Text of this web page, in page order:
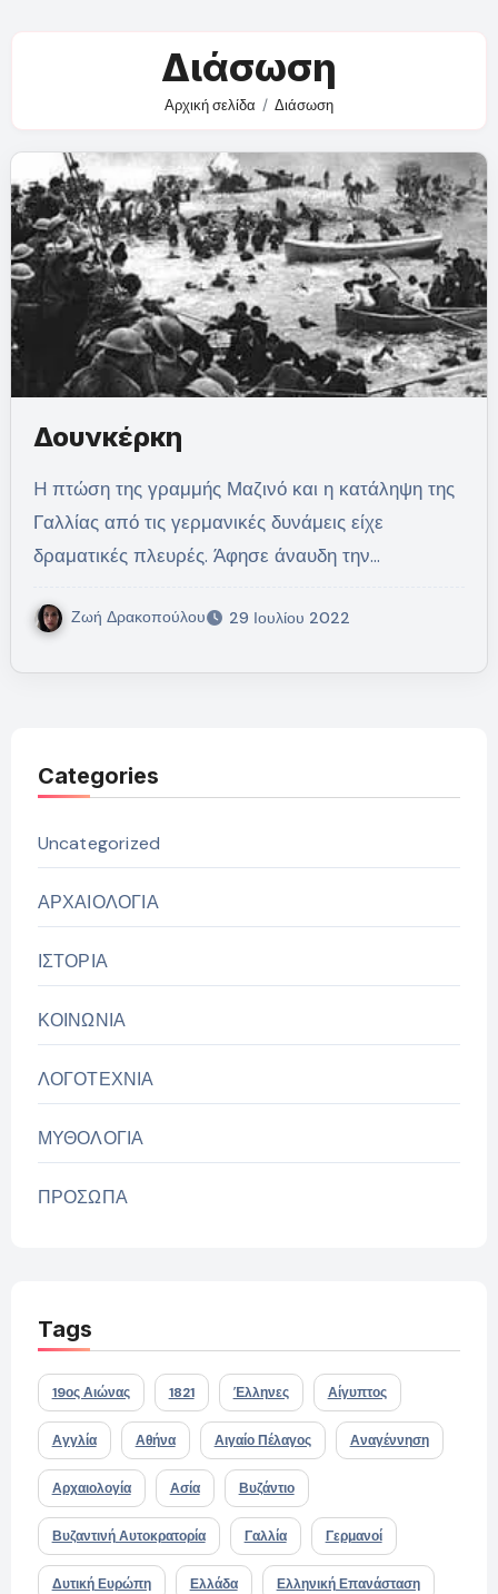
Διάσωση
Αρχική σελίδα Διάσωση
Δουνκέρκη
H πτώση της γραμμής Μαζινό και η κατάληψη της
Γαλλίας από τις γερμανικές δυνάμεις είχε
δραματικές πλευρές. Άφησε άναυδη την…
Ζωή Δρακοπούλου 29 Ιουλίου 2022
Categories
Uncategorized
ΑΡΧΑΙΟΛΟΓΙΑ
ΙΣΤΟΡΙΑ
ΚΟΙΝΩΝΙΑ
ΛΟΓΟΤΕΧΝΙΑ
ΜΥΘΟΛΟΓΙΑ
ΠΡΟΣΩΠΑ
Tags
19ος Αιώνας 1821 Έλληνες Αίγυπτος
Αγγλία Αθήνα Αιγαίο Πέλαγος Αναγέννηση
Αρχαιολογία Ασία Βυζάντιο
Βυζαντινή Αυτοκρατορία Γαλλία Γερμανοί
Δυτική Ευρώπη Ελλάδα Ελληνική Επανάσταση